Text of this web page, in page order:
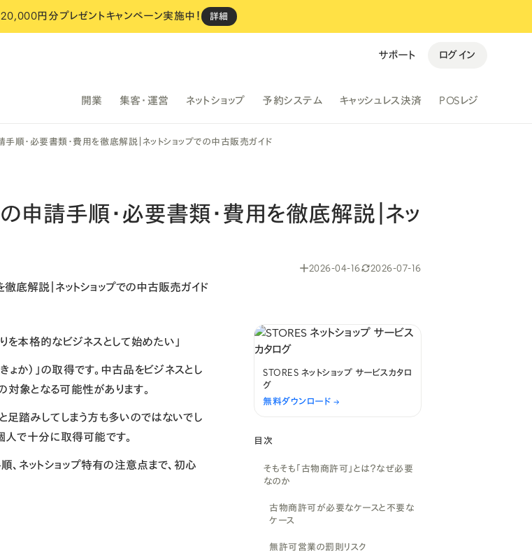
円分プレゼントキャンペーン実施中！ 詳細
サポート ログイン
のお店づくり、
おまかせください。
レジ 予約・ネットショップ・ 決済・レジ
personal gym BEST FIT
開業 集客・運営 ネットショップ 予約システム キャッシュレス決済 POSレジ
順・必要書類・費用を徹底解説｜ネットショップでの中古販売ガイド
請手順・必要書類・費用を徹底解説｜ネッ
2026-04-16 2026-07-16
を本格的なビジネスとして始めたい」
か）」の取得です。中古品をビジネスとし
対象となる可能性があります。
足踏みしてしまう方も多いのではないでし
人で十分に取得可能です。
ネットショップ特有の注意点まで、初心
STORES ネットショップ サービスカタロ
グ
無料ダウンロード →
目次
そもそも「古物商許可」とは？なぜ必要
なのか
古物商許可が必要なケースと不要な
ケース
無許可営業の罰則リスク